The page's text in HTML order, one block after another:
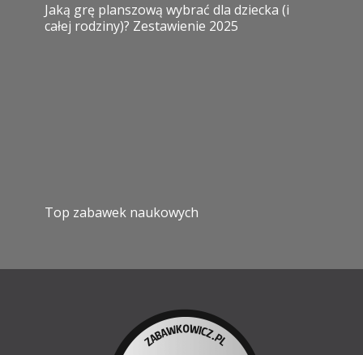
Jaką grę planszową wybrać dla dziecka (i
całej rodziny)? Zestawienie 2025
Top zabawek naukowych